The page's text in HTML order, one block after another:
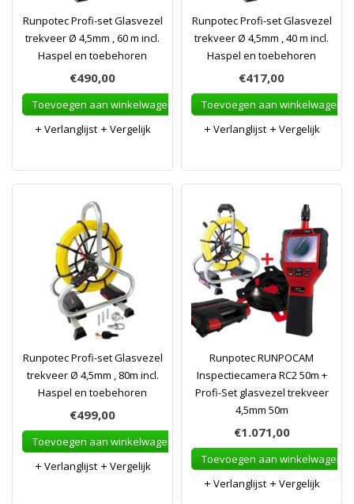
Runpotec Profi-set Glasvezel
trekveer Ø 4,5mm , 60 m incl.
Haspel en toebehoren
€490,00
Toevoegen aan winkelwagen
Verlanglijst
Vergelijk
Runpotec Profi-set Glasvezel
trekveer Ø 4,5mm , 40 m incl.
Haspel en toebehoren
€417,00
Toevoegen aan winkelwagen
Verlanglijst
Vergelijk
Runpotec Profi-set Glasvezel
trekveer Ø 4,5mm , 80m incl.
Haspel en toebehoren
€499,00
Toevoegen aan winkelwagen
Verlanglijst
Vergelijk
Runpotec RUNPOCAM
Inspectiecamera RC2 50m +
Profi-Set glasvezel trekveer
4,5mm 50m
€1.071,00
Toevoegen aan winkelwagen
Verlanglijst
Vergelijk